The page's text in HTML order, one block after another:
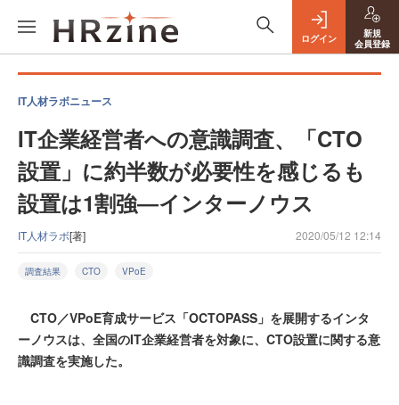
ログイン
新規
会員登録
IT人材ラボニュース
IT企業経営者への意識調査、「CTO
設置」に約半数が必要性を感じるも
設置は1割強―インターノウス
IT人材ラボ[著] 2020/05/12 12:14
調査結果 CTO VPoE
CTO／VPoE育成サービス「OCTOPASS」を展開するインタ
ーノウスは、全国のIT企業経営者を対象に、CTO設置に関する意
識調査を実施した。